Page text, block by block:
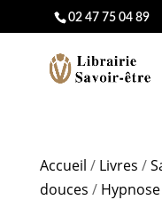
02 47 75 04 89
Accueil / Livres /
douces / Hypnose